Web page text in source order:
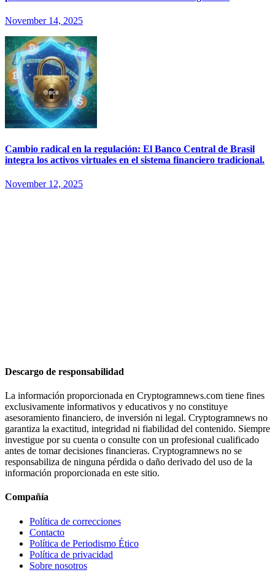
November 14, 2025
Cambio radical en la regulación: El Banco Central de Brasil
integra los activos virtuales en el sistema financiero tradicional.
November 12, 2025
Descargo de responsabilidad
La información proporcionada en Cryptogramnews.com tiene fines
exclusivamente informativos y educativos y no constituye
asesoramiento financiero, de inversión ni legal. Cryptogramnews no
garantiza la exactitud, integridad ni fiabilidad del contenido. Siempre
investigue por su cuenta o consulte con un profesional cualificado
antes de tomar decisiones financieras. Cryptogramnews no se
responsabiliza de ninguna pérdida o daño derivado del uso de la
información proporcionada en este sitio.
Compañía
Política de correcciones
Contacto
Política de Periodismo Ético
Política de privacidad
Sobre nosotros